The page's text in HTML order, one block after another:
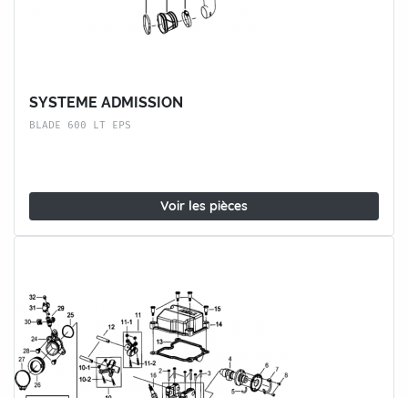
SYSTEME ADMISSION
BLADE 600 LT EPS
Voir les pièces